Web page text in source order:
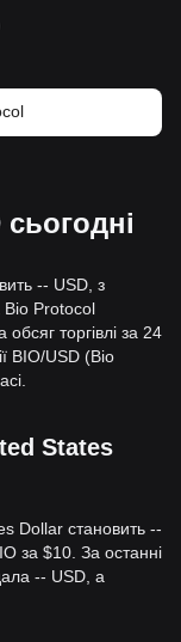
та
для покупки.
$0.0285і
до наступної
, ринок може
тестуючи річні
та
закриття вище
ведмежий
-- USD, з
Bio Protocol
торгівлі за 24
BIO/USD (Bio
States
Dollar становить --
за $10. За останні
-- USD, а